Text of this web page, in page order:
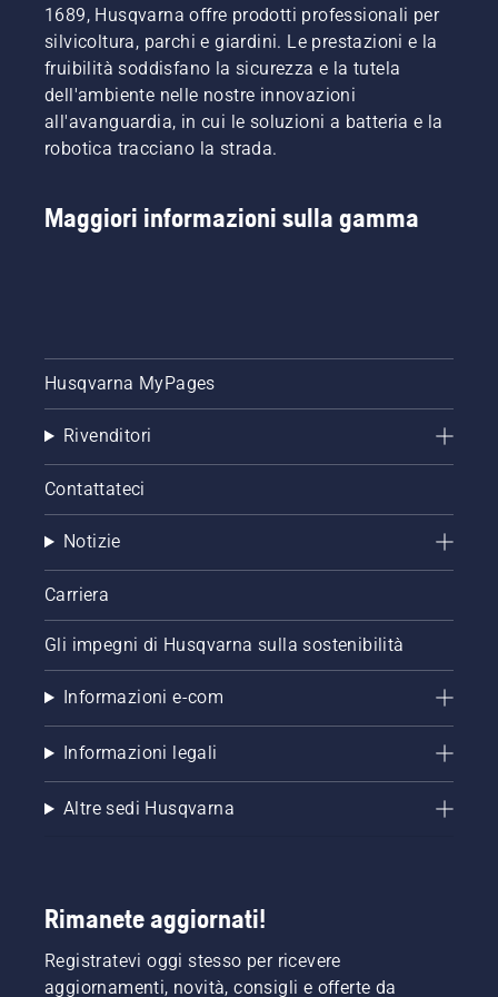
attrito.
Ciò
prolunga
la durata
di barra
catena.
istruzioni
contenute
come
verificare
corretto
sistema
di
lubrificazione
catena
Controllare
prima di
tutto il
dell'olio.
la
motosega
della
sia
disinserito.
scaricare
l'olio,
entrambi
mostrati
in
questo
video.
1689, Husqvarna offre prodotti professionali per
silvicoltura, parchi e giardini. Le prestazioni e la
fruibilità soddisfano la sicurezza e la tutela
dell'ambiente nelle nostre innovazioni
all'avanguardia, in cui le soluzioni a batteria e la
robotica tracciano la strada.
Maggiori informazioni sulla gamma
Husqvarna MyPages
Rivenditori
Contattateci
Notizie
Carriera
Gli impegni di Husqvarna sulla sostenibilità
Informazioni e-com
Informazioni legali
Altre sedi Husqvarna
Rimanete aggiornati!
Registratevi oggi stesso per ricevere
aggiornamenti, novità, consigli e offerte da